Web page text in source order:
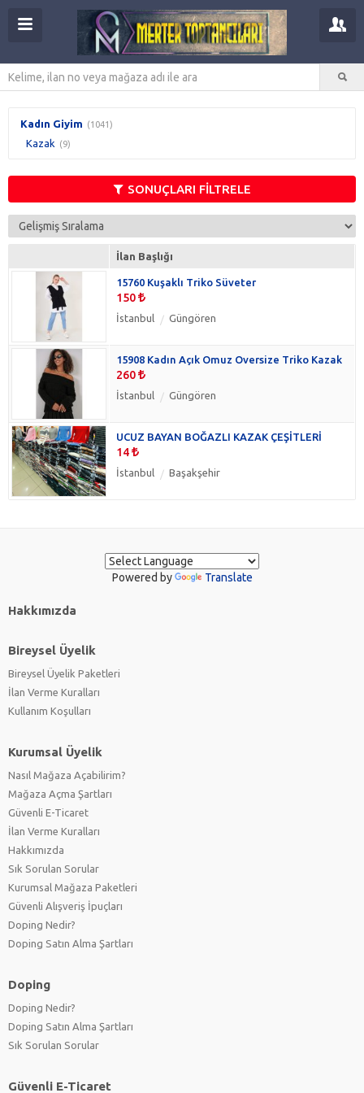
Kadın Giyim (1041)
Kazak (9)
SONUÇLARI FİLTRELE
İlan Başlığı
15760 Kuşaklı Triko Süveter
150
İstanbul Güngören
15908 Kadın Açık Omuz Oversize Triko Kazak
260
İstanbul Güngören
UCUZ BAYAN BOĞAZLI KAZAK ÇEŞİTLERİ
14
İstanbul Başakşehir
Powered by Translate
Hakkımızda
Bireysel Üyelik
Bireysel Üyelik Paketleri
İlan Verme Kuralları
Kullanım Koşulları
Kurumsal Üyelik
Nasıl Mağaza Açabilirim?
Mağaza Açma Şartları
Güvenli E-Ticaret
İlan Verme Kuralları
Hakkımızda
Sık Sorulan Sorular
Kurumsal Mağaza Paketleri
Güvenli Alışveriş İpuçları
Doping Nedir?
Doping Satın Alma Şartları
Doping
Doping Nedir?
Doping Satın Alma Şartları
Sık Sorulan Sorular
Güvenli E-Ticaret